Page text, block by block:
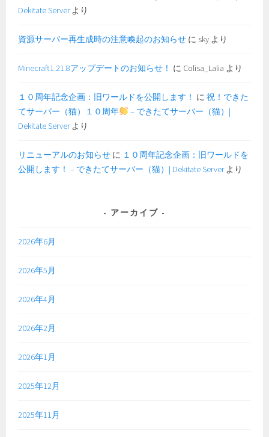
Dekitate Serverより
資源サーバー再生成時の注意喚起のお知らせ に sky より
Minecraft1.21.8アップデートのお知らせ！ に Colisa_Lalia より
１０周年記念企画：旧ワールドを公開します！ に祝！できた
てサーバー（猫）１０周年
– できたてサーバー（猫）|
Dekitate Serverより
リニューアルのお知らせ に １０周年記念企画：旧ワールドを
公開します！ – できたてサーバー（猫）| Dekitate Serverより
アーカイブ
2026年6月
2026年5月
2026年4月
2026年2月
2026年1月
2025年12月
2025年11月